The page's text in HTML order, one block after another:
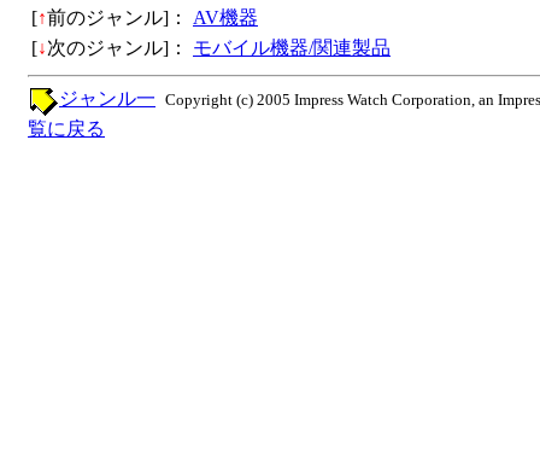
[↑前のジャンル]：
AV機器
[↓次のジャンル]： モバイル機器/関連製品
Copyright (c) 2005 Impress Watch Corporation, an
ジャンル一
覧に戻る